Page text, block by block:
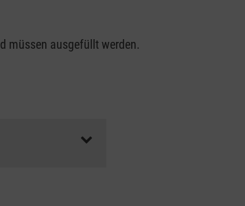
müssen ausgefüllt werden.